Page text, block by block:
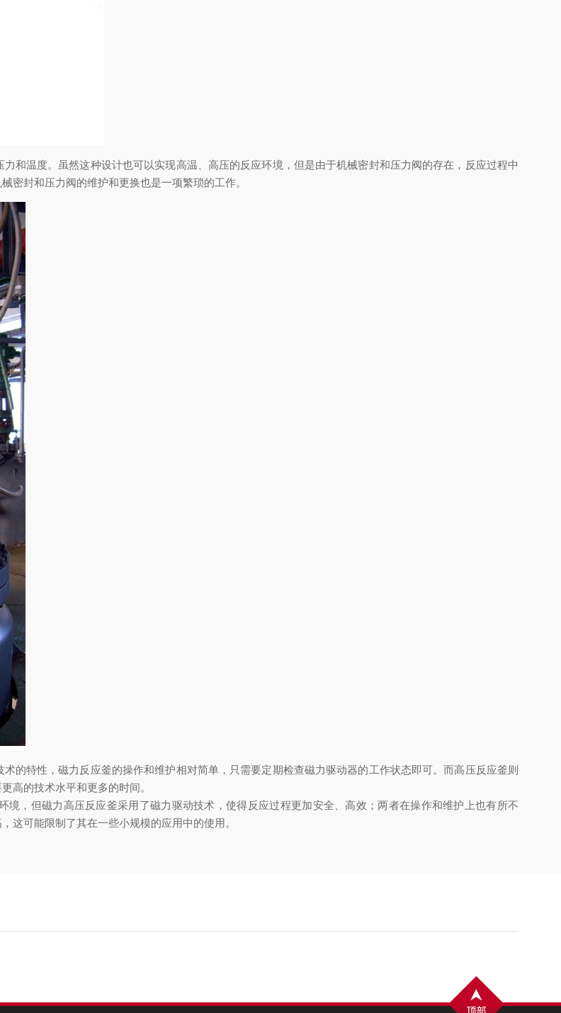
温度。虽然这种设计也可以实现高温、高压的反应环境，但是由于机械密封和压力阀的存在，反应过程中
密封和压力阀的维护和更换也是一项繁琐的工作。
特性，磁力反应釜的操作和维护相对简单，只需要定期检查磁力驱动器的工作状态即可。而高压反应釜则
高的技术水平和更多的时间。
但磁力高压反应釜采用了磁力驱动技术，使得反应过程更加安全、高效；两者在操作和维护上也有所不
这可能限制了其在一些小规模的应用中的使用。